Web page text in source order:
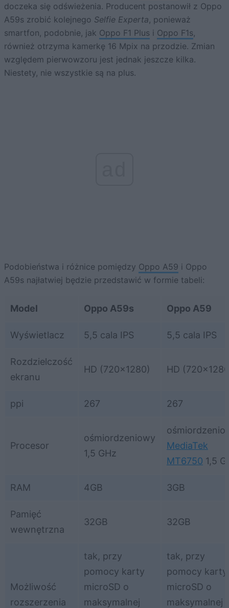
doczeka się odświeżenia. Producent postanowił z Oppo
A59s zrobić kolejnego Selfie Experta, ponieważ
smartfon, podobnie, jak Oppo F1 Plus i Oppo F1s,
również otrzyma kamerkę 16 Mpix na przodzie. Zmian
względem pierwowzoru jest jednak jeszcze kilka.
Niestety, nie wszystkie są na plus.
Podobieństwa i różnice pomiędzy Oppo A59 i Oppo
A59s najłatwiej będzie przedstawić w formie tabeli:
Model Oppo A59s Oppo A59
Wyświetlacz 5,5 cala IPS 5,5 cala IPS
Rozdzielczość
ekranu
HD (720×1280) HD
ppi 267 267
Procesor
ośmiordzeniowy
1,5 GHz
MediaTek
MT6750 1,5
RAM 4GB 3GB
Pamięć
wewnętrzna
32GB 32GB
Możliwość
rozszerzenia
tak, przy
pomocy karty
microSD o
maksymalnej
tak, przy
pomocy karty
microSD o
maksymalnej